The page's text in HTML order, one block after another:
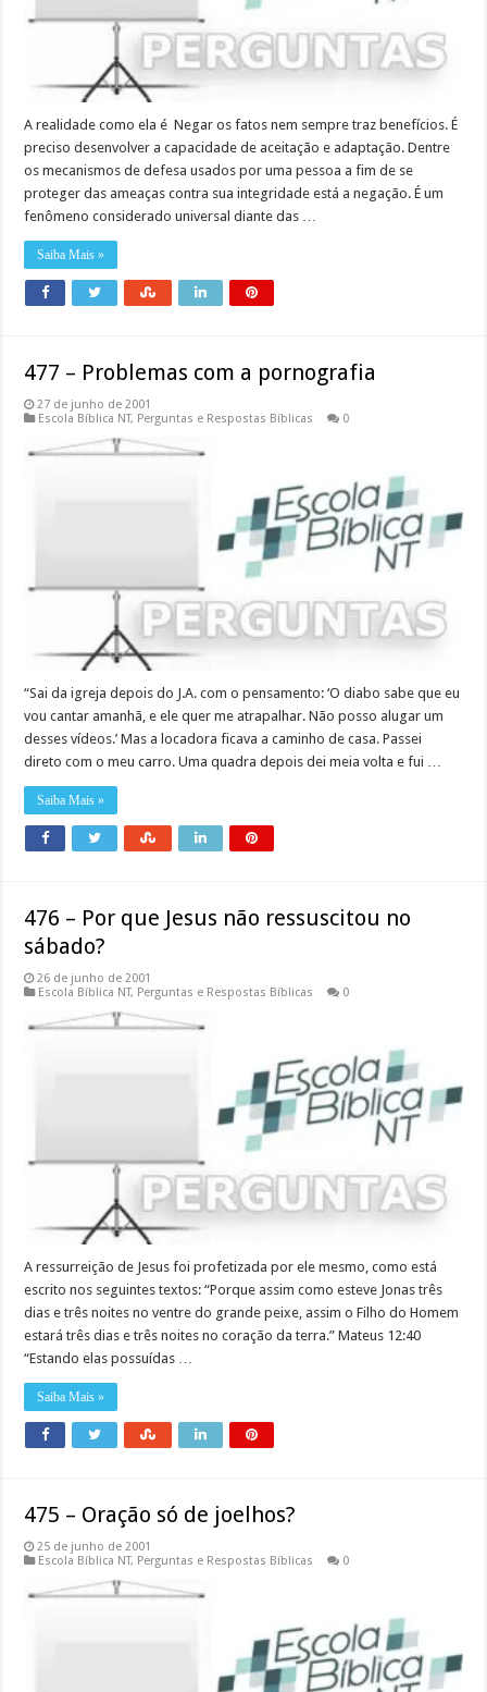
A realidade como ela é Negar os fatos nem sempre traz benefícios. É
preciso desenvolver a capacidade de aceitação e adaptação. Dentre
os mecanismos de defesa usados por uma pessoa a fim de se
proteger das ameaças contra sua integridade está a negação. É um
fenômeno considerado universal diante das …
Saiba Mais »
477 – Problemas com a pornografia
27 de junho de 2001
Escola Bíblica NT, Perguntas e Respostas Bíblicas 0
“Sai da igreja depois do J.A. com o pensamento: ‘O diabo sabe que eu
vou cantar amanhã, e ele quer me atrapalhar. Não posso alugar um
desses vídeos.’ Mas a locadora ficava a caminho de casa. Passei
direto com o meu carro. Uma quadra depois dei meia volta e fui …
Saiba Mais »
476 – Por que Jesus não ressuscitou no
sábado?
26 de junho de 2001
Escola Bíblica NT, Perguntas e Respostas Bíblicas 0
A ressurreição de Jesus foi profetizada por ele mesmo, como está
escrito nos seguintes textos: “Porque assim como esteve Jonas três
dias e três noites no ventre do grande peixe, assim o Filho do Homem
estará três dias e três noites no coração da terra.” Mateus 12:40
“Estando elas possuídas …
Saiba Mais »
475 – Oração só de joelhos?
25 de junho de 2001
Escola Bíblica NT, Perguntas e Respostas Bíblicas 0